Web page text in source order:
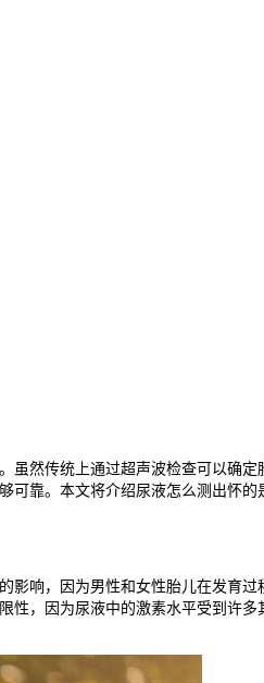
然传统上通过超声波检查可以确定
靠。本文将介绍尿液怎么测出怀
响，因为男性和女性胎儿在发育过
性，因为尿液中的激素水平受到许